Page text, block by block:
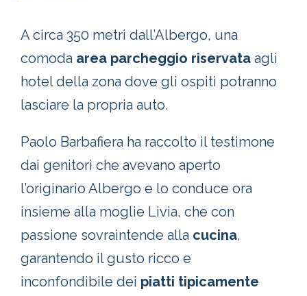
A circa 350 metri dall’Albergo, una
comoda area parcheggio riservata agli
hotel della zona dove gli ospiti potranno
lasciare la propria auto.
Paolo Barbafiera ha raccolto il testimone
dai genitori che avevano aperto
l’originario Albergo e lo conduce ora
insieme alla moglie Livia, che con
passione sovraintende alla cucina,
garantendo il gusto ricco e
inconfondibile dei piatti tipicamente